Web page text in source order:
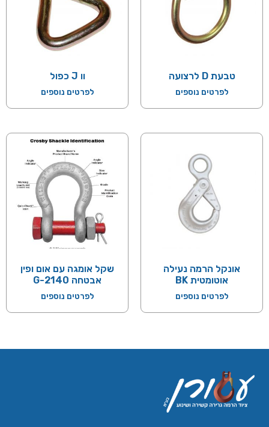
טבעת D לרצועה
לפרטים נוספים
וו J כפול
לפרטים נוספים
אונקל הרמה נעילה
אוטומטית BK
לפרטים נוספים
שקל אומגה עם אום ופין
אבטחה 2140-G
לפרטים נוספים